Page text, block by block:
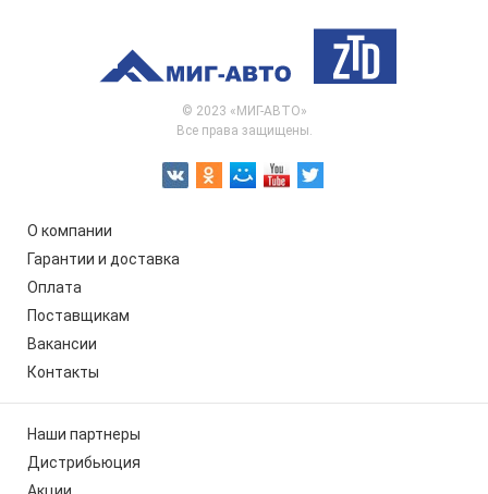
© 2023 «МИГ-АВТО»
Все права защищены.
О компании
Гарантии и доставка
Оплата
Поставщикам
Вакансии
Контакты
Наши партнеры
Дистрибьюция